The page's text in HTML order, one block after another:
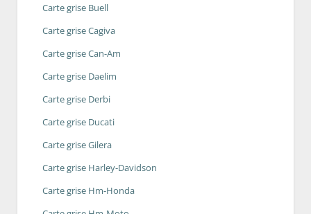
Carte grise Buell
Carte grise Cagiva
Carte grise Can-Am
Carte grise Daelim
Carte grise Derbi
Carte grise Ducati
Carte grise Gilera
Carte grise Harley-Davidson
Carte grise Hm-Honda